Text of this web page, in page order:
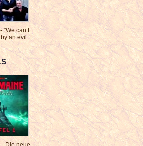
"We can’t
an evil